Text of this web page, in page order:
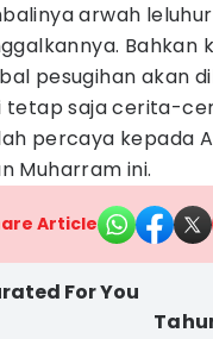
arwah
Bahkan
pesugihan akan
tetap saja cerita-
percaya kepada
Muharram ini.
Article
For You